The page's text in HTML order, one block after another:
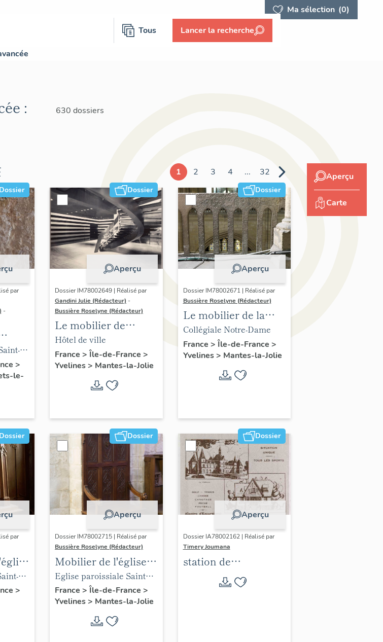
Ma sélection (0)
Tous Lancer la recherche
: 630 dossiers
1 2 3 4 ... 32
Dossier
par
-
>
le-
Dossier
Aperçu
Dossier IM78002649 | Réalisé par
Gandini Julie (Rédacteur) -
Bussière Roselyne (Rédacteur)
Le mobilier de
l'hôtel de ville
Hôtel de ville
France > Île-de-France >
Yvelines> Mantes-la-Jolie
Dossier
Aperçu
Dossier IM78002671 | Réalisé par
Bussière Roselyne (Rédacteur)
Le mobilier de la
collégiale
Collégiale Notre-Dame
France > Île-de-France >
Yvelines> Mantes-la-Jolie
Dossier
par
>
Dossier
Aperçu
Dossier IM78002715 | Réalisé par
Bussière Roselyne (Rédacteur)
Mobilier de l'église
Sainte-Anne de
Gassicourt
Eglise paroissiale Sainte-
Anne
France > Île-de-France >
Yvelines> Mantes-la-Jolie
Dossier
Aperçu
Dossier IA78002162 | Réalisé par
Timery Joumana
station de
villégiature
d'Elisabethville
Aperçu
Carte